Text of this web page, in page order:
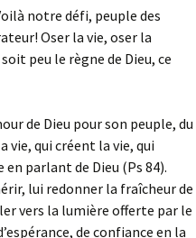
notre défi, peuple des
Oser la vie, oser la
peu le règne de Dieu, ce
de Dieu pour son peuple, du
qui créent la vie, qui
parlant de Dieu (Ps 84).
lui redonner la fraîcheur de
vers la lumière offerte par le
de confiance en la